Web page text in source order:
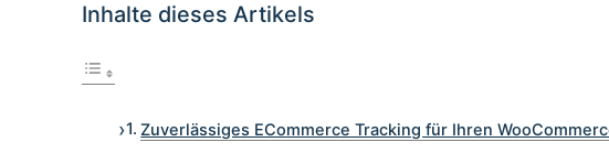
Inhalte dieses Artikels
Zuverlässiges ECommerce Tracking für Ihren